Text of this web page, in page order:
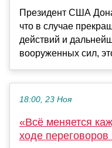
Президент США
что в случае
действий и
вооруженных сил,
18:00, 23 Ноя
«Всё меняется
ходе